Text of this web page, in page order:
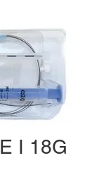
I 18G